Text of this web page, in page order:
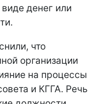
денег или
что
организации
на процессы
и КГГА. Речь